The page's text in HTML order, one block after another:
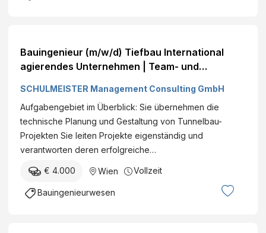
Bauingenieur (m/w/d) Tiefbau International
agierendes Unternehmen | Team- und
Vollzeit€ +
SCHULMEISTER Management Consulting GmbH
Aufgabengebiet im Überblick: Sie übernehmen die
technische Planung und Gestaltung von Tunnelbau-
Projekten Sie leiten Projekte eigenständig und
verantworten deren erfolgreiche…
€ 4.000 Wien Vollzeit
Bauingenieurwesen